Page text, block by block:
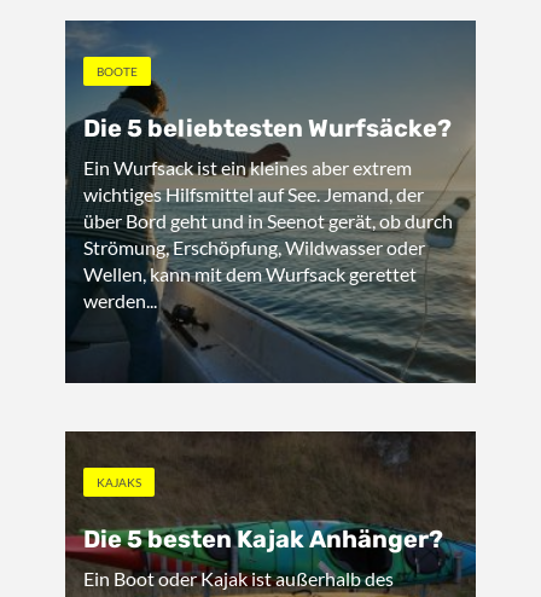
BOOTE
Die 5 beliebtesten Wurfsäcke?
Ein Wurfsack ist ein kleines aber extrem
wichtiges Hilfsmittel auf See. Jemand, der
über Bord geht und in Seenot gerät, ob durch
Strömung, Erschöpfung, Wildwasser oder
Wellen, kann mit dem Wurfsack gerettet
werden...
KAJAKS
Die 5 besten Kajak Anhänger?
Ein Boot oder Kajak ist außerhalb des